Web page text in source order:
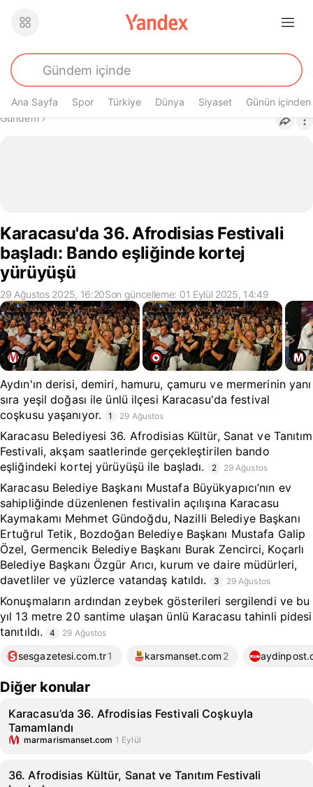
Ana Sayfa Spor Türkiye Dünya Siyaset Günün içinden
Buradasın
Gündem›
Karacasu'da 36. Afrodisias Festivali
başladı: Bando eşliğinde kortej
yürüyüşü
29 Ağustos 2025, 16:20Son güncelleme: 01 Eylül 2025, 14:49
Aydın'ın derisi, demiri, hamuru, çamuru ve mermerinin yanı
sıra yeşil doğası ile ünlü ilçesi Karacasu'da festival
coşkusu yaşanıyor.
1 29 Ağustos
Karacasu Belediyesi 36. Afrodisias Kültür, Sanat ve Tanıtım
Festivali, akşam saatlerinde gerçekleştirilen bando
eşliğindeki kortej yürüyüşü ile başladı.
2 29 Ağustos
Karacasu Belediye Başkanı Mustafa Büyükyapıcı’nın ev
sahipliğinde düzenlenen festivalin açılışına Karacasu
Kaymakamı Mehmet Gündoğdu, Nazilli Belediye Başkanı
Ertuğrul Tetik, Bozdoğan Belediye Başkanı Mustafa Galip
Özel, Germencik Belediye Başkanı Burak Zencirci, Koçarlı
Belediye Başkanı Özgür Arıcı, kurum ve daire müdürleri,
davetliler ve yüzlerce vatandaş katıldı.
3 29 Ağustos
Konuşmaların ardından zeybek gösterileri sergilendi ve bu
yıl 13 metre 20 santime ulaşan ünlü Karacasu tahinli pidesi
tanıtıldı.
4 29 Ağustos
sesgazetesi.com.tr1 karsmanset.com 2
Diğer konular
Karacasu’da 36. Afrodisias Festivali Coşkuyla
Tamamlandı
marmarismanset.com 1 Eylül
36. Afrodisias Kültür, Sanat ve Tanıtım Festivali